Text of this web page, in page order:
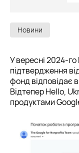
Новини
У вересні 2024-
підтвердження
фонд відповідає
Відтепер Hello,
продуктами